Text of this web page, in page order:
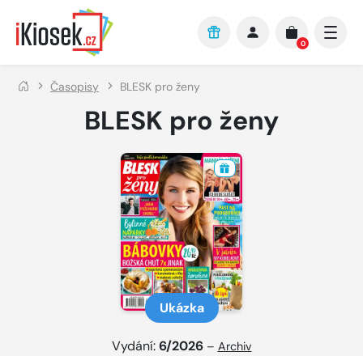
Přejít na hlavní obsah
0
Časopisy BLESK pro ženy
BLESK pro ženy
Ukázka
Vydání:6/2026 – Archiv